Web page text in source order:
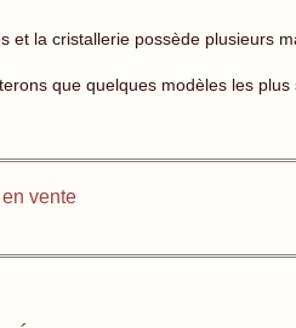
et la cristallerie possède plusieurs
que quelques modèles les
vente